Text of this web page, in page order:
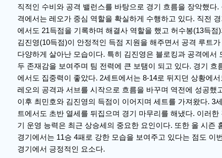
직적인 수비와 공격 밸런스를 바탕으로 경기 흐름을 장악했다.
격에서는 레오가 중심 역할을 확실하게 수행하고 있다. 직전
에서도 21득점을 기록하며 해결사 역할을 했고 허수봉(13득점
김진영(10득점)이 안정적인 득점 지원을 해주면서 공격 루트가
다양하게 살아난 모습이다. 특히 김진영은 블로킹과 공격에서
두 존재감을 보여주며 팀 전력에 큰 보탬이 되고 있다. 경기 흐
에서도 집중력이 좋았다. 2세트에서는 8-14로 뒤지던 상황에서
레오의 공격과 서브를 시작으로 흐름을 바꾸며 역전에 성공했
이후 최민호와 김진영의 득점이 이어지며 세트를 가져왔다. 3
트에서도 초반 열세를 뒤집으며 경기 마무리를 해냈다. 이러한
기 운영 능력은 최근 상승세의 중요한 요인이다. 또한 올 시즌
경기에서는 11승 4패로 강한 모습을 보여주고 있다는 점도 이
경기에서 긍정적인 요소다.